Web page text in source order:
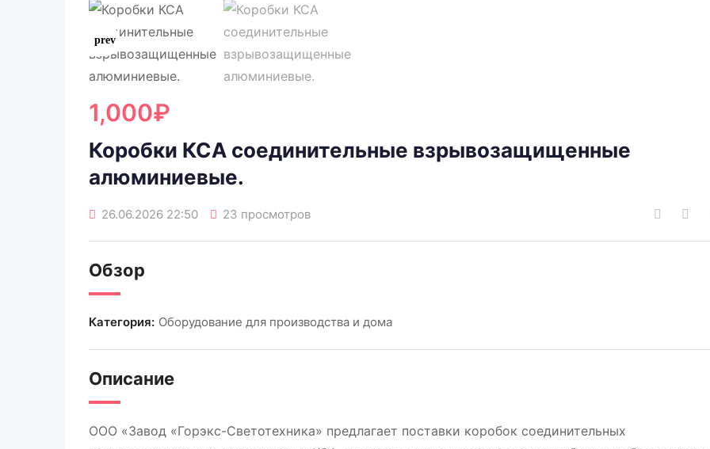
1,000₽
Коробки КСА соединительные взрывозащищенные
алюминиевые.
26.06.2026 22:50 23 просмотров
Обзор
Категория: Оборудование для производства и дома
Описание
ООО «Завод «Горэкс-Светотехника» предлагает поставки коробок соединительных